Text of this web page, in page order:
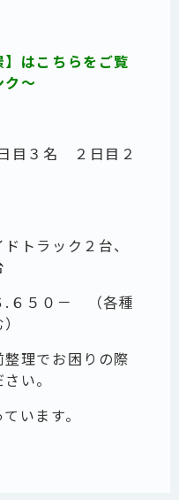
】はこちらをご覧
ク～
３名 ２日目２
ラック２台、
０－ （各種
理でお困りの際
い。
います。